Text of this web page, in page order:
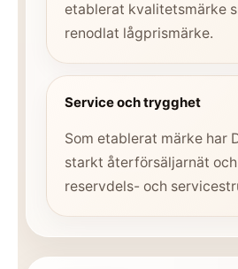
etablerat kvalitetsmärke
renodlat lågprismärke.
Service och trygghet
Som etablerat märke har
starkt återförsäljarnät
reservdels- och